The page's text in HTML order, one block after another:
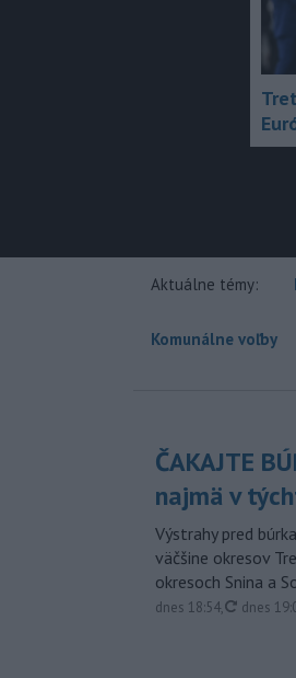
Aktuálne témy:
Komunálne voľby
ČAKAJTE
najmä v
Výstrahy pred
väčšine okresov
okresoch Snina a
dnes 18:54, dnes